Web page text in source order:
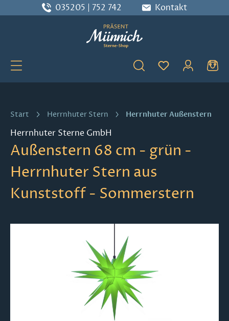
Zum Hauptinhalt springen
035205 | 752 742 Kontakt
Du hast 0
Start Herrnhuter Stern Herrnhuter Außenstern
Herrnhuter Sterne GmbH
Außenstern 68 cm - grün -
Herrnhuter Stern aus
Kunststoff - Sommerstern